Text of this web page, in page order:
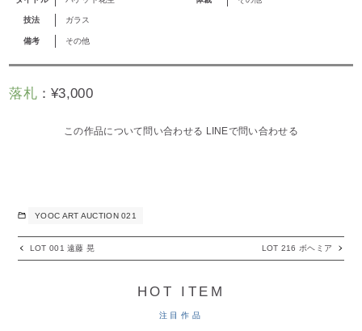
技法 ガラス
備考 その他
落札：¥3,000
この作品について問い合わせる LINEで問い合わせる
YOOC ART AUCTION 021
LOT 001 遠藤 晃 LOT 216 ボヘミア
HOT ITEM
注目作品